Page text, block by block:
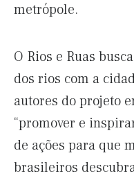
metrópole.
O Rios e Ruas
dos rios com a
autores do projeto
“promover e
de ações para que
brasileiros